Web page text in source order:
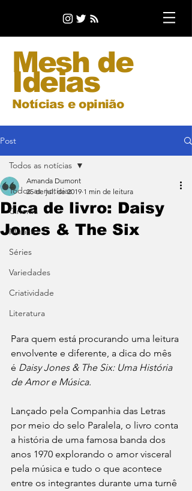
Mesh de
Ideias
Notícias e opinião
Post
Todos as notícias
Cinema
Música
Séries
Variedades
Criatividade
Literatura
Todos as notícias
Dica de livro: Daisy
Jones & The Six
Amanda Dumont
25 de jul. de 2019 1 min de leitura
Para quem está procurando uma leitura
envolvente e diferente, a dica do mês
é Daisy Jones & The Six: Uma História
de Amor e Música.
Lançado pela Companhia das Letras
por meio do selo Paralela, o livro conta
a história de uma famosa banda dos
anos 1970 explorando o amor visceral
pela música e tudo o que acontece
entre os integrantes durante uma turnê